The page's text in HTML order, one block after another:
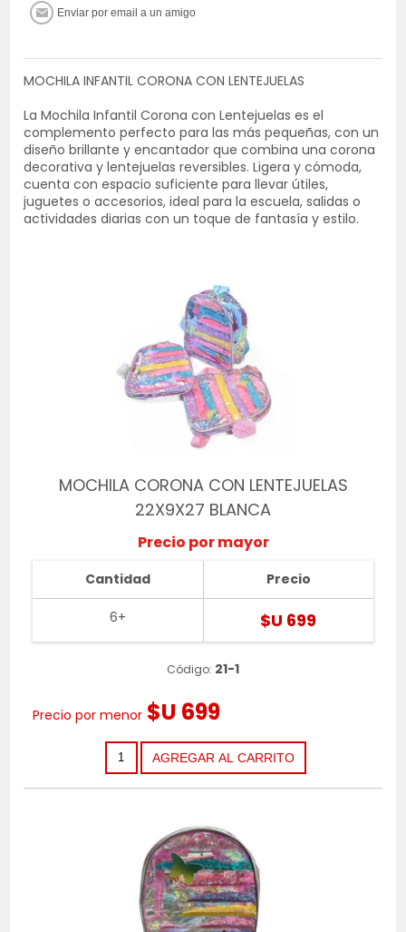
MOCHILA INFANTIL CORONA CON LENTEJUELAS
La Mochila Infantil Corona con Lentejuelas es el
complemento perfecto para las más pequeñas, con un
diseño brillante y encantador que combina una corona
decorativa y lentejuelas reversibles. Ligera y cómoda,
cuenta con espacio suficiente para llevar útiles,
juguetes o accesorios, ideal para la escuela, salidas o
actividades diarias con un toque de fantasía y estilo.
MOCHILA CORONA CON LENTEJUELAS
22X9X27 BLANCA
Precio por mayor
Cantidad
6+
Precio
$U 699
Código: 21-1
Precio por menor $U 699